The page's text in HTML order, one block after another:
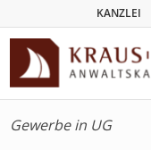
KANZLEI
Gewerbe in UG